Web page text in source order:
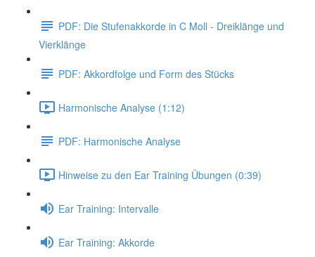
PDF: Die Stufenakkorde in C Moll - Dreiklänge und
Vierklänge
PDF: Akkordfolge und Form des Stücks
Harmonische Analyse (1:12)
PDF: Harmonische Analyse
Hinweise zu den Ear Training Übungen (0:39)
Ear Training: Intervalle
Ear Training: Akkorde